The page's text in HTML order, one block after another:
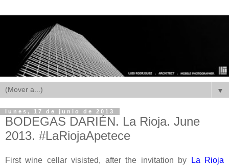
▼
lunes, 17 de junio de 2013
BODEGAS DARIÉN. La Rioja. June
2013. #LaRiojaApetece
First wine cellar visisted, after the invitation by
La Rioja